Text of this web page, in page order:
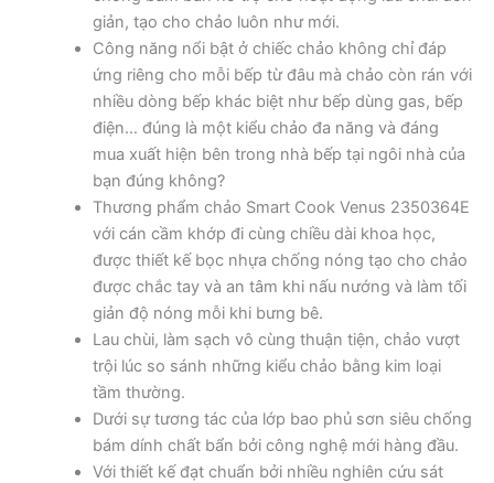
giản, tạo cho chảo luôn như mới.
Công năng nổi bật ở chiếc chảo không chỉ đáp
ứng riêng cho mỗi bếp từ đâu mà chảo còn rán với
nhiều dòng bếp khác biệt như bếp dùng gas, bếp
điện… đúng là một kiểu chảo đa năng và đáng
mua xuất hiện bên trong nhà bếp tại ngôi nhà của
bạn đúng không?
Thương phẩm chảo Smart Cook Venus 2350364E
với cán cầm khớp đi cùng chiều dài khoa học,
được thiết kế bọc nhựa chống nóng tạo cho chảo
được chắc tay và an tâm khi nấu nướng và làm tối
giản độ nóng mỗi khi bưng bê.
Lau chùi, làm sạch vô cùng thuận tiện, chảo vượt
trội lúc so sánh những kiểu chảo bằng kim loại
tầm thường.
Dưới sự tương tác của lớp bao phủ sơn siêu chống
bám dính chất bẩn bởi công nghệ mới hàng đầu.
Với thiết kế đạt chuẩn bởi nhiều nghiên cứu sát